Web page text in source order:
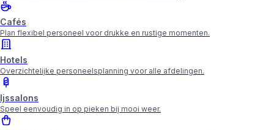
Cafés
Plan flexibel personeel voor drukke en rustige momenten.
Hotels
Overzichtelijke personeelsplanning voor alle afdelingen.
Ijssalons
Speel eenvoudig in op pieken bij mooi weer.